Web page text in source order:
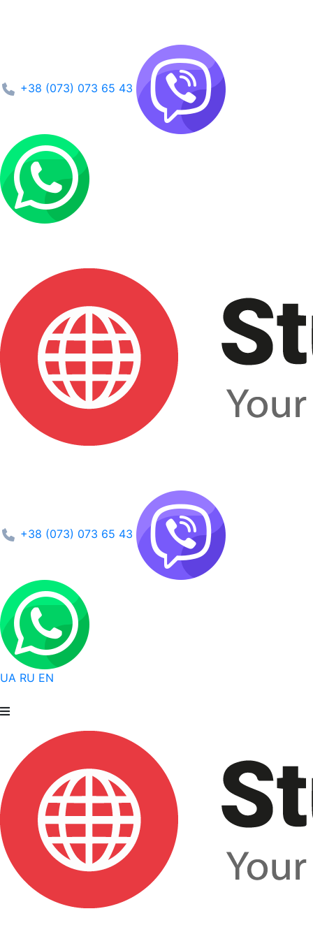
+38 (073) 073 65 43
+38 (073) 073 65 43
UA RU EN